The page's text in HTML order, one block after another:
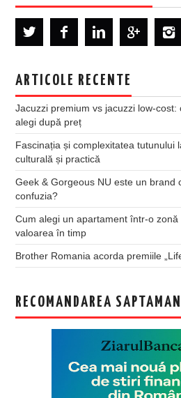
ARTICOLE RECENTE
Jacuzzi premium vs jacuzzi low-
alegi după preț
Fascinația și complexitatea tutunului
culturală și practică
Geek & Gorgeous NU este un brand
confuzia?
Cum alegi un apartament într-o
valoarea în timp
Brother Romania acorda premiile
RECOMANDAREA